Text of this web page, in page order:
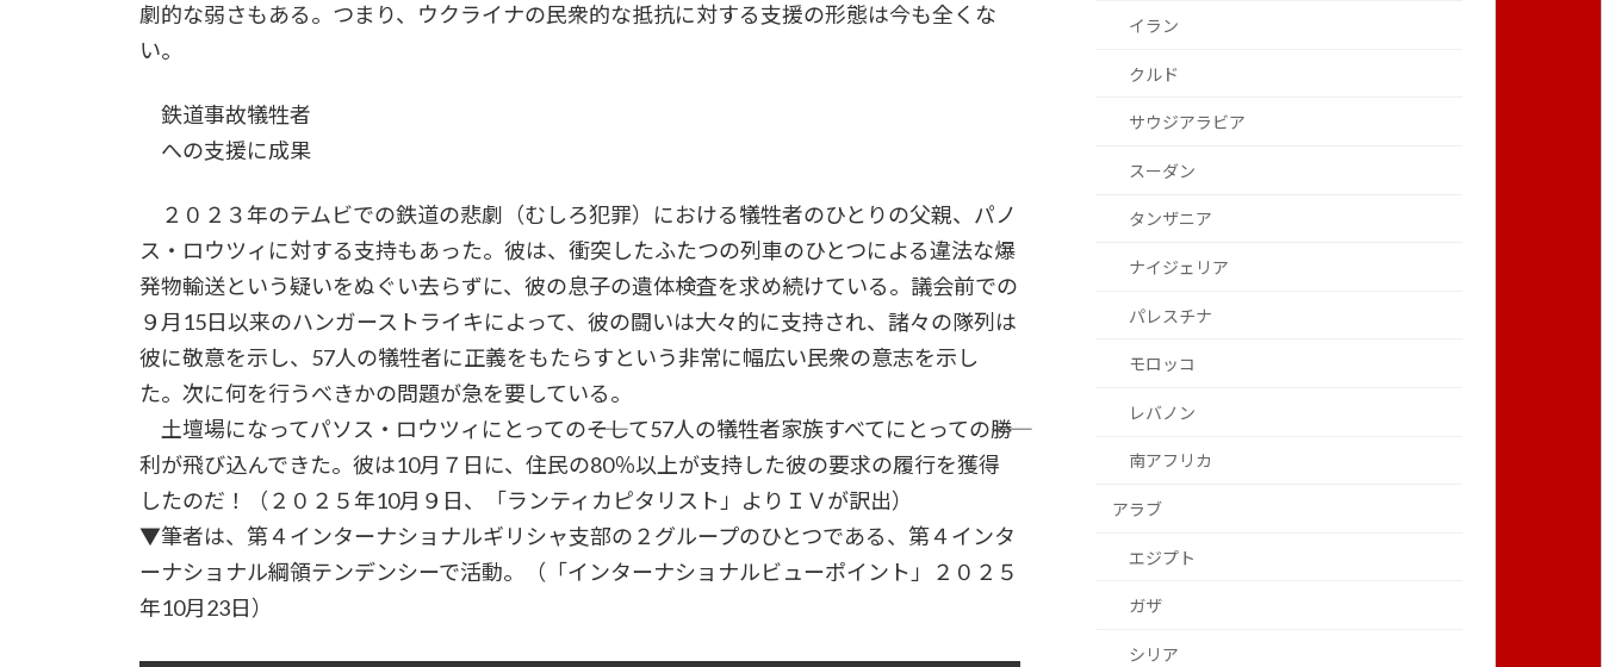
劇的な弱さもある。つまり、ウクライナの民衆的な抵抗に対する支援の形態は今も全くな
い。
鉄道事故犠牲者
への支援に成果
２０２３年のテムビでの鉄道の悲劇（むしろ犯罪）における犠牲者のひとりの父親、パノ
ス・ロウツィに対する支持もあった。彼は、衝突したふたつの列車のひとつによる違法な爆
発物輸送という疑いをぬぐい去らずに、彼の息子の遺体検査を求め続けている。議会前での
９月15日以来のハンガーストライキによって、彼の闘いは大々的に支持され、諸々の隊列は
彼に敬意を示し、57人の犠牲者に正義をもたらすという非常に幅広い民衆の意志を示し
た。次に何を行うべきかの問題が急を要している。
土壇場になってパソス・ロウツィにとっての――そして57人の犠牲者家族すべてにとっての――勝
利が飛び込んできた。彼は10月７日に、住民の80％以上が支持した彼の要求の履行を獲得
したのだ！（２０２５年10月９日、「ランティカピタリスト」よりＩＶが訳出）
▼筆者は、第４インターナショナルギリシャ支部の２グループのひとつである、第４インタ
ーナショナル綱領テンデンシーで活動。（「インターナショナルビューポイント」２０２５
年10月23日）
イラン
クルド
サウジアラビア
スーダン
タンザニア
ナイジェリア
パレスチナ
モロッコ
レバノン
南アフリカ
アラブ
エジプト
ガザ
シリア